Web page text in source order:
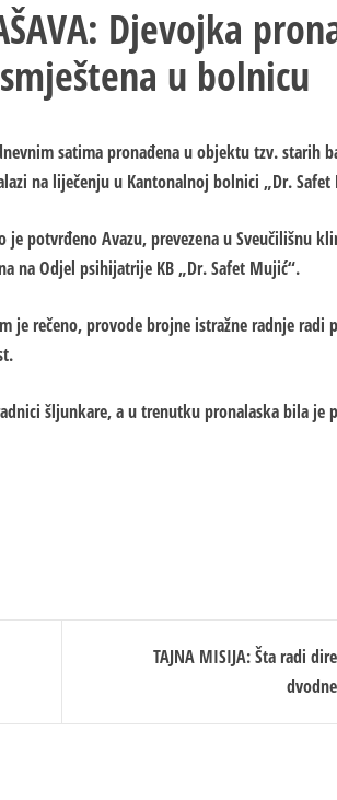
Djevojka
u bolnicu
satima pronađena u objektu tzv. starih
na liječenju u Kantonalnoj bolnici „Dr.
potvrđeno Avazu, prevezena u Sveučilišnu
na Odjel psihijatrije KB „Dr. Safet Mujić“.
je rečeno, provode brojne istražne radnje radi
šljunkare, a u trenutku pronalaska bila je
TAJNA MISIJA: Šta radi